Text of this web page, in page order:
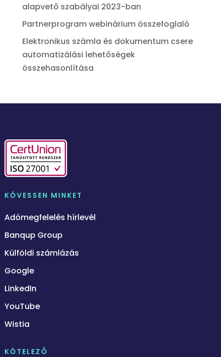
alapvető szabályai 2023-ban
Partnerprogram webinárium összefoglaló
Elektronikus számla és dokumentum csere
automatizálási lehetőségek
összehasonlítása
KÖVESSEN MINKET
Adómegfelelés hírlevél
Banqup Group
Külföldi számlázás
Google
LinkedIn
YouTube
Wistia
KÖTELEZŐ